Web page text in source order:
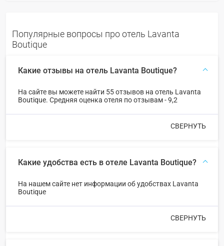
Популярные вопросы про отель Lavanta
Boutique
Какие отзывы на отель Lavanta Boutique?
На сайте вы можете найти 55 отзывов на отель Lavanta
Boutique. Средняя оценка отеля по отзывам - 9,2
СВЕРНУТЬ
Какие удобства есть в отеле Lavanta Boutique?
На нашем сайте нет информации об удобствах Lavanta
Boutique
СВЕРНУТЬ